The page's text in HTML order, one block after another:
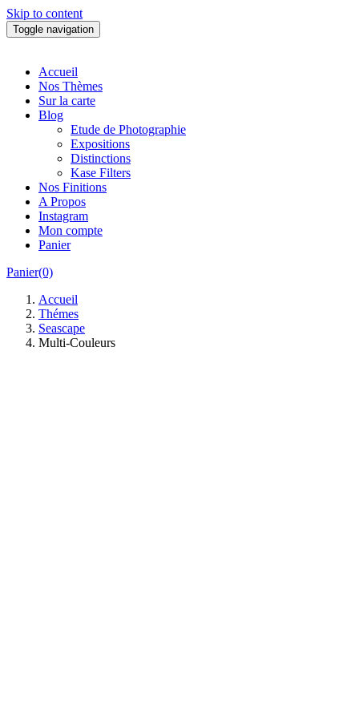
Skip to content
Toggle navigation
Accueil
Nos Thèmes
Sur la carte
Blog
Etude de Photographie
Expositions
Distinctions
Kase Filters
Nos Finitions
A Propos
Instagram
Mon compte
Panier
Panier(0)
Accueil
Thémes
Seascape
Multi-Couleurs